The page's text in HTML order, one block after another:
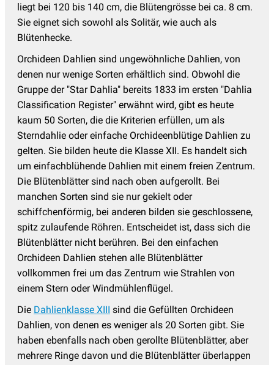
liegt bei 120 bis 140 cm, die Blütengrösse bei ca. 8 cm.
Sie eignet sich sowohl als Solitär, wie auch als
Blütenhecke.
Orchideen Dahlien sind ungewöhnliche Dahlien, von
denen nur wenige Sorten erhältlich sind. Obwohl die
Gruppe der "Star Dahlia" bereits 1833 im ersten "Dahlia
Classification Register" erwähnt wird, gibt es heute
kaum 50 Sorten, die die Kriterien erfüllen, um als
Sterndahlie oder einfache Orchideenblütige Dahlien zu
gelten. Sie bilden heute die Klasse XII. Es handelt sich
um einfachblühende Dahlien mit einem freien Zentrum.
Die Blütenblätter sind nach oben aufgerollt. Bei
manchen Sorten sind sie nur gekielt oder
schiffchenförmig, bei anderen bilden sie geschlossene,
spitz zulaufende Röhren. Entscheidet ist, dass sich die
Blütenblätter nicht berühren. Bei den einfachen
Orchideen Dahlien stehen alle Blütenblätter
vollkommen frei um das Zentrum wie Strahlen von
einem Stern oder Windmühlenflügel.
Die Dahlienklasse XIII sind die Gefüllten Orchideen
Dahlien, von denen es weniger als 20 Sorten gibt. Sie
haben ebenfalls nach oben gerollte Blütenblätter, aber
mehrere Ringe davon und die Blütenblätter überlappen